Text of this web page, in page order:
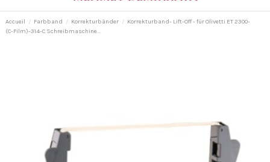
Accueil Farbband Korrekturbänder
Korrekturband- Lift-Off - für Olivetti ET 2300-
(C-Film)-314-C Schreibmaschine...